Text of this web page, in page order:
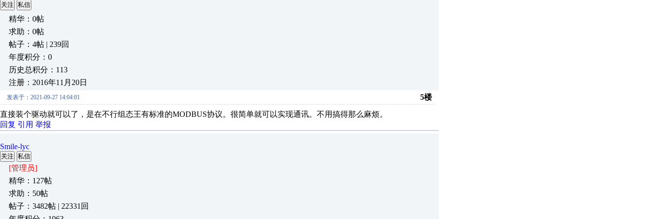
关注 私信
精华：0帖
求助：0帖
帖子：4帖 | 239回
年度积分：0
历史总积分：113
注册：2016年11月20日
发表于：2021-09-27 14:04:01 5楼
直接装个驱动就可以了，是在不行组态王有标准的MODBUS协议。很简单就可以实现通讯。不用搞得那么麻烦。
回复 引用 举报
Smile-lyc
关注 私信
[管理员]
精华：127帖
求助：50帖
帖子：3482帖 | 22331回